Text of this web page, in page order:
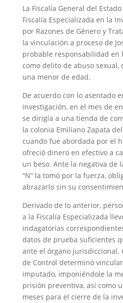
La Fiscalía General del Estado
Fiscalía Especializada en la
por Razones de Género y
la vinculación a proceso de
probable responsabilidad en
como delito de abuso sexual,
una menor de edad.
De acuerdo con lo asentado
investigación, en el mes de
se dirigía a una tienda de
la colonia Emiliano Zapata
cuando fue abordada por el
ofreció dinero en efectivo a
un beso. Ante la negativa de
“N” la tomó por la fuerza,
abrazarlo sin su
Derivado de lo anterior,
a la Fiscalía Especializada
indagatorias
datos de prueba suficientes
ante el órgano jurisdiccional.
de Control determinó
imputado, imponiéndole la
prisión preventiva, así como
meses para el cierre de la